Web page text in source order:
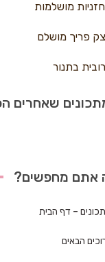
מושלמות
פריך מושלם
בתנור
שאחרים
אתם מחפשים?
– דף הבית
הבאים